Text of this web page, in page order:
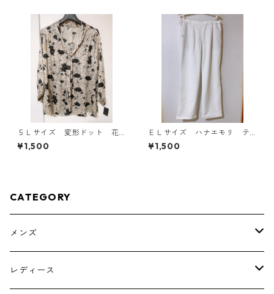
５Ｌサイズ 変形ドット 花
柄 ボウタイブラウス オフ
ホワイト KAE-4764
¥1,500
ＥＬサイズ ハナエモリ テ
ーパードパンツ ナース ホ
ワイト KAE-4159
¥1,500
CATEGORY
メンズ
トップス
レディース